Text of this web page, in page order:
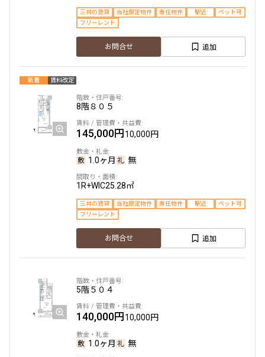
5分以内
15分以内
他条件
当社限定物件
専任物件
三井の賃貸物件
申込無し物件のみ表示
より詳細な絞り込み
建物施設やお部屋の設備、方位、階数などの絞り込みが
できます
設定する
三井の賃貸 当社限定物件 専任物件 駅近
ペット可
フリーレント
お問合せ 追加
新着 賃料改定
8階８０５
145,000円10,000円
1.0ヶ月 無
1R+WIC25.28㎡
三井の賃貸 当社限定物件 専任物件 駅近
ペット可
フリーレント
お問合せ 追加
5階５０４
140,000円10,000円
1.0ヶ月 無